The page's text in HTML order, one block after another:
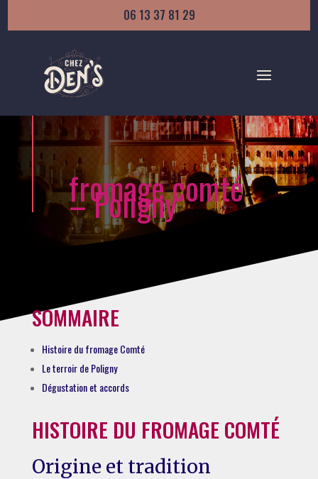
06 13 37 81 29
fromage comté
– Poligny
SOMMAIRE
Histoire du fromage Comté
Le terroir de Poligny
Dégustation et accords
HISTOIRE DU FROMAGE COMTÉ
Origine et tradition